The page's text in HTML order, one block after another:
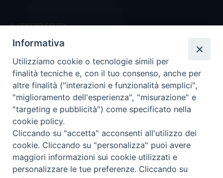
IL CENTRO STUDI
La nostra storia
Statuto
Presidenza e ufficio presidenza
Consiglio scientifico
Coordinamento nazionale
Informativa
Utilizziamo cookie o tecnologie simili per
finalità tecniche e, con il tuo consenso, anche per
altre finalità ("interazioni e funzionalità semplici",
"miglioramento dell'esperienza", "misurazione" e
"targeting e pubblicità") come specificato nella
cookie policy.
Cliccando su "accetta" acconsenti all'utilizzo dei
cookie. Cliccando su "personalizza" puoi avere
maggiori informazioni sui cookie utilizzati e
personalizzare le tue preferenze. Cliccando su